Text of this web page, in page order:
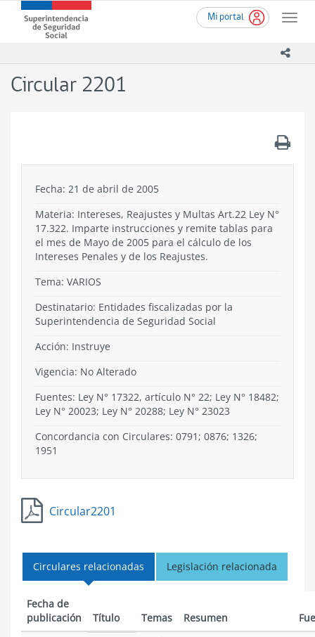
contenido
Mi portal
Toggle
Superintendencia
de
-
Circular 2201
Fecha: 21 de abril de 2005
Materia: Intereses, Reajustes y Multas Art.22 Ley N°
17.322. Imparte instrucciones y remite tablas para
el mes de Mayo de 2005 para el cálculo de los
Intereses Penales y de los Reajustes.
Tema: VARIOS
Destinatario: Entidades fiscalizadas por la
Superintendencia de Seguridad Social
Acción: Instruye
Vigencia: No Alterado
Fuentes: Ley N° 17322, artículo N° 22; Ley N° 18482;
Ley N° 20023; Ley N° 20288; Ley N° 23023
Concordancia con Circulares: 0791; 0876; 1326;
1951
Circular2201
Circulares relacionadas Legislación relacionada
Fecha de
publicación
Título Temas Resumen